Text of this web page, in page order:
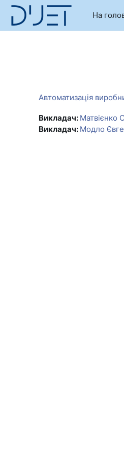
Перейти до головного вмісту
На
Автоматизація
Викладач: Матвієнко
Викладач: Модло